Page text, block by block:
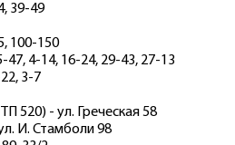
39-49
100-150
47, 4-14, 16-24, 29-43, 27-13
3-7
520) - ул. Греческая 58
И. Стамболи 98